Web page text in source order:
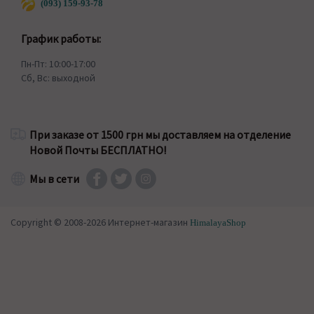
(093) 159-93-78
График работы:
Пн-Пт: 10:00-17:00
Сб, Вс: выходной
При заказе от 1500 грн мы доставляем на отделение
Новой Почты БЕСПЛАТНО!
Мы в сети
Copyright © 2008-2026 Интернет-магазин HimalayaShop